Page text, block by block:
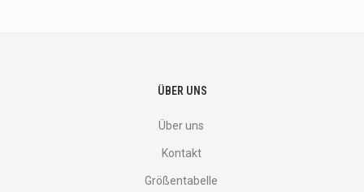
ÜBER UNS
Über uns
Kontakt
Größentabelle